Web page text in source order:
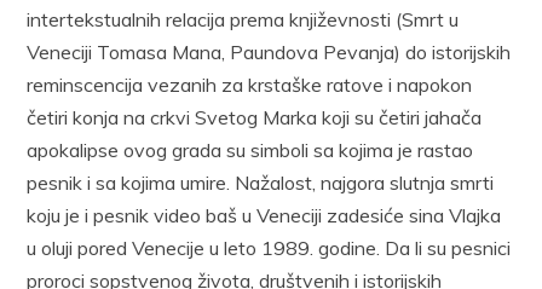
intertekstualnih relacija prema književnosti (Smrt u
Veneciji Tomasa Mana, Paundova Pevanja) do istorijskih
reminscencija vezanih za krstaške ratove i na­pokon
četiri konja na crkvi Svetog Marka koji su četiri jahača
apoka­lipse ovog grada su simboli sa kojima je rastao
pesnik i sa kojima umi­re. Nažalost, najgora slutnja smrti
koju je i pesnik video baš u Vene­ciji zadesiće sina Vlajka
u oluji pored Venecije u leto 1989. godine. Da li su pesnici
proroci sopstvenog života, društvenih i istorijskih